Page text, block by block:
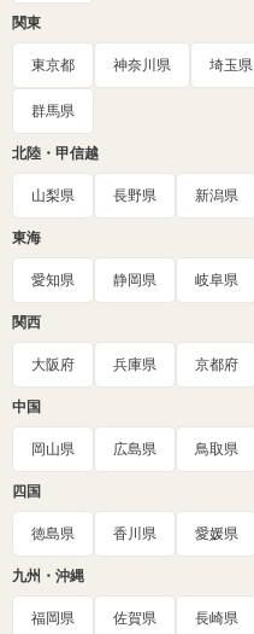
関東
東京都 神奈川県 埼玉県
群馬県
北陸・甲信越
山梨県 長野県 新潟県
東海
愛知県 静岡県 岐阜県
関西
大阪府 兵庫県 京都府
中国
岡山県 広島県 鳥取県
四国
徳島県 香川県 愛媛県
九州・沖縄
福岡県 佐賀県 長崎県